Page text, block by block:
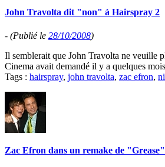
John Travolta dit "non" à Hairspray 2
- (Publié le 28/10/2008)
Il semblerait que John Travolta ne veuille
Cinema avait demandé il y a quelques
Tags : hairspray, john travolta, zac efron,
Zac Efron dans un remake de